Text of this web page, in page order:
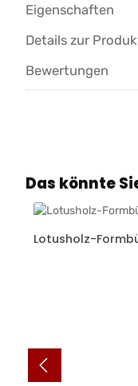
Eigenschaften
Details zur
Bewertungen
Produktgalerie
Das könnte
Lotusholz-